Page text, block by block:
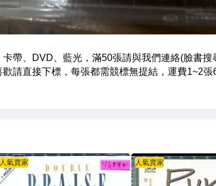
人氣賣家 人氣賣家